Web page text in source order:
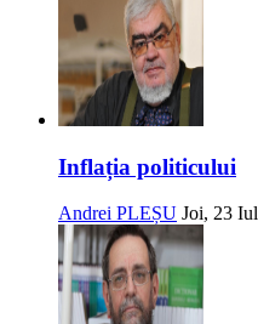
Inflația politicului
Andrei PLEȘU Joi, 23 Iul